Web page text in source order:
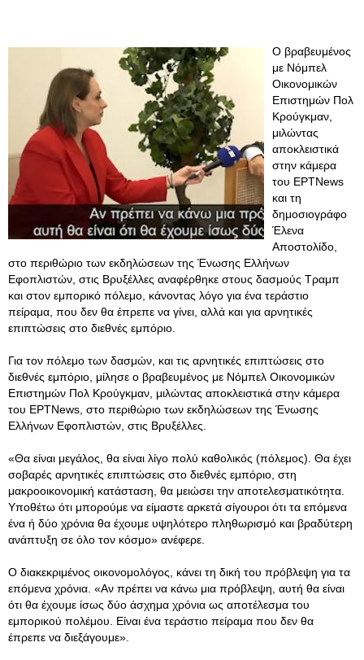
Ο βραβευμένος
με Νόμπελ
Οικονομικών
Επιστημών Πολ
Κρούγκμαν,
μιλώντας
αποκλειστικά
στην κάμερα
του ΕΡΤNews
και τη
δημοσιογράφο
Έλενα
Αποστολίδο,
στο περιθώριο των εκδηλώσεων της Ένωσης Ελλήνων
Εφοπλιστών, στις Βρυξέλλες αναφέρθηκε στους δασμούς Τραμπ
και στον εμπορικό πόλεμο, κάνοντας λόγο για ένα τεράστιο
πείραμα, που δεν θα έπρεπε να γίνει, αλλά και για αρνητικές
επιπτώσεις στο διεθνές εμπόριο.
Για τον πόλεμο των δασμών, και τις αρνητικές επιπτώσεις στο
διεθνές εμπόριο, μίλησε ο βραβευμένος με Νόμπελ Οικονομικών
Επιστημών Πολ Κρούγκμαν, μιλώντας αποκλειστικά στην κάμερα
του ΕΡΤNews, στο περιθώριο των εκδηλώσεων της Ένωσης
Ελλήνων Εφοπλιστών, στις Βρυξέλλες.
«Θα είναι μεγάλος, θα είναι λίγο πολύ καθολικός (πόλεμος). Θα έχει
σοβαρές αρνητικές επιπτώσεις στο διεθνές εμπόριο, στη
μακροοικονομική κατάσταση, θα μειώσει την αποτελεσματικότητα.
Υποθέτω ότι μπορούμε να είμαστε αρκετά σίγουροι ότι τα επόμενα
ένα ή δύο χρόνια θα έχουμε υψηλότερο πληθωρισμό και βραδύτερη
ανάπτυξη σε όλο τον κόσμο» ανέφερε.
Ο διακεκριμένος οικονομολόγος, κάνει τη δική του πρόβλεψη για τα
επόμενα χρόνια. «Αν πρέπει να κάνω μια πρόβλεψη, αυτή θα είναι
ότι θα έχουμε ίσως δύο άσχημα χρόνια ως αποτέλεσμα του
εμπορικού πολέμου. Είναι ένα τεράστιο πείραμα που δεν θα
έπρεπε να διεξάγουμε».